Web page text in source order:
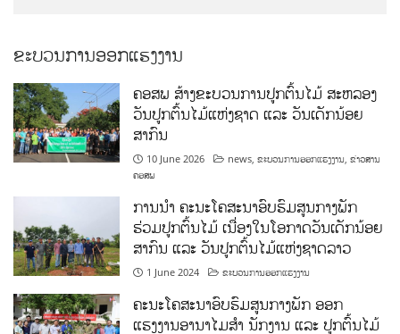
ຂະບວນການອອກແຮງງານ
ຄອສພ ສ້າງຂະບວນການປູກຕົ້ນໄມ້ ສະຫລອງ
ວັນປູກຕົ້ນໄມ້ແຫ່ງຊາດ ແລະ ວັນເດັກນ້ອຍ
ສາກົນ
10 June 2026 news ,ຂະບວນການອອກແຮງງານ ,ຂ່າວສານ
ຄອສພ
ການນໍາ ຄະນະໂຄສະນາອົບຮົມສູນກາງພັກ
ຮ່ວມປູກຕົ້ນໄມ້ ເນື່ອງໃນໂອກາດວັນເດັກນ້ອຍ
ສາກົນ ແລະ ວັນປູກຕົ້ນໄມ້ແຫ່ງຊາດລາວ
1 June 2024 ຂະບວນການອອກແຮງງານ
ຄະນະໂຄສະນາອົບຮົມສູນກາງພັກ ອອກ
ແຮງງານອານາໄມສໍາ ນັກງານ ແລະ ປູກຕົ້ນໄມ້